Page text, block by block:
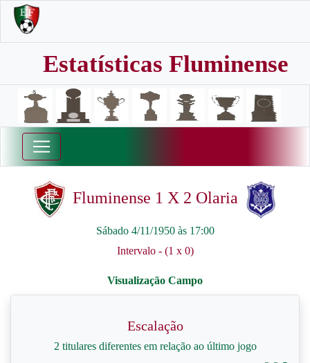
Estatísticas Fluminense
Fluminense 1 X 2 Olaria
Sábado 4/11/1950 às 17:00
Intervalo - (1 x 0)
Escalação
2 titulares diferentes em relação ao último jogo